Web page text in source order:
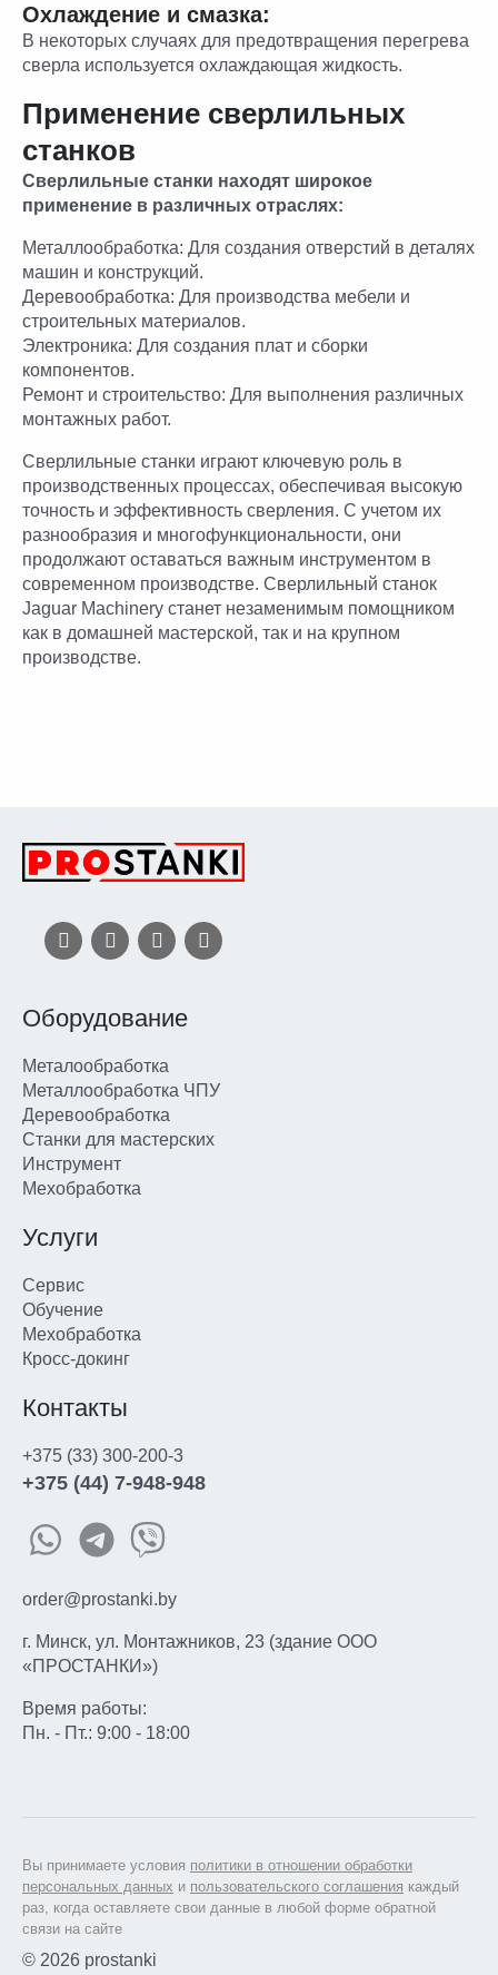
Охлаждение и смазка:
В некоторых случаях для предотвращения перегрева
сверла используется охлаждающая жидкость.
Применение сверлильных
станков
Сверлильные станки находят широкое
применение в различных отраслях:
Металлообработка: Для создания отверстий в деталях
машин и конструкций.
Деревообработка: Для производства мебели и
строительных материалов.
Электроника: Для создания плат и сборки
компонентов.
Ремонт и строительство: Для выполнения различных
монтажных работ.
Сверлильные станки играют ключевую роль в
производственных процессах, обеспечивая высокую
точность и эффективность сверления. С учетом их
разнообразия и многофункциональности, они
продолжают оставаться важным инструментом в
современном производстве. Сверлильный станок
Jaguar Machinery станет незаменимым помощником
как в домашней мастерской, так и на крупном
производстве.
Оборудование
Металообработка
Металлообработка ЧПУ
Деревообработка
Станки для мастерских
Инструмент
Мехобработка
Услуги
Сервис
Обучение
Мехобработка
Кросс-докинг
Контакты
+375 (33) 300-200-3
+375 (44) 7-948-948
order@prostanki.by
г. Минск, ул. Монтажников, 23 (здание ООО
«ПРОСТАНКИ»)
Время работы:
Пн. - Пт.: 9:00 - 18:00
Вы принимаете условия политики в отношении обработки
персональных данных и пользовательского соглашения каждый
раз, когда оставляете свои данные в любой форме обратной
связи на сайте
© 2026 prostanki